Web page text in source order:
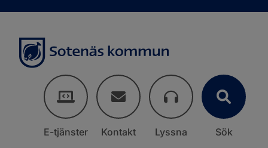
E-tjänster Kontakt Lyssna Sök